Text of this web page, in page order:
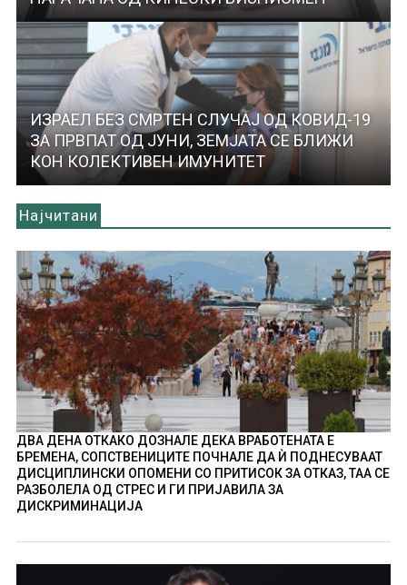
ИЗРАЕЛ БЕЗ СМРТЕН СЛУЧАЈ ОД КОВИД-19
ЗА ПРВПАТ ОД ЈУНИ, ЗЕМЈАТА СЕ БЛИЖИ
КОН КОЛЕКТИВЕН ИМУНИТЕТ
Најчитани
ДВА ДЕНА ОТКАКО ДОЗНАЛЕ ДЕКА ВРАБОТЕНАТА Е
БРЕМЕНА, СОПСТВЕНИЦИТЕ ПОЧНАЛЕ ДА Ѝ ПОДНЕСУВААТ
ДИСЦИПЛИНСКИ ОПОМЕНИ СО ПРИТИСОК ЗА ОТКАЗ, ТАА СЕ
РАЗБОЛЕЛА ОД СТРЕС И ГИ ПРИЈАВИЛА ЗА
ДИСКРИМИНАЦИЈА